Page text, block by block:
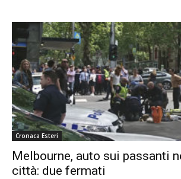
Cronaca Esteri
Melbourne, auto sui passanti
città: due fermati